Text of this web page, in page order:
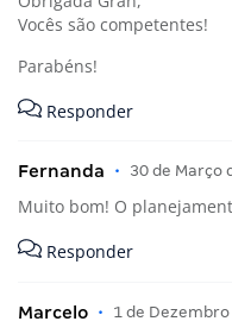
Vocês são competentes!
Parabéns!
Responder
Fernanda • 30 de Março
Muito bom! O
Responder
Marcelo • 1 de Dezembro